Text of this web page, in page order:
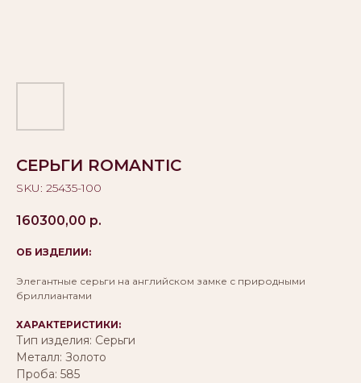
СЕРЬГИ ROMANTIC
SKU: 25435-100
160300,00 р.
ОБ ИЗДЕЛИИ:
Элегантные серьги на английском замке с природными
бриллиантами
ХАРАКТЕРИСТИКИ:
Тип изделия: Серьги
Металл: Золото
Проба: 585